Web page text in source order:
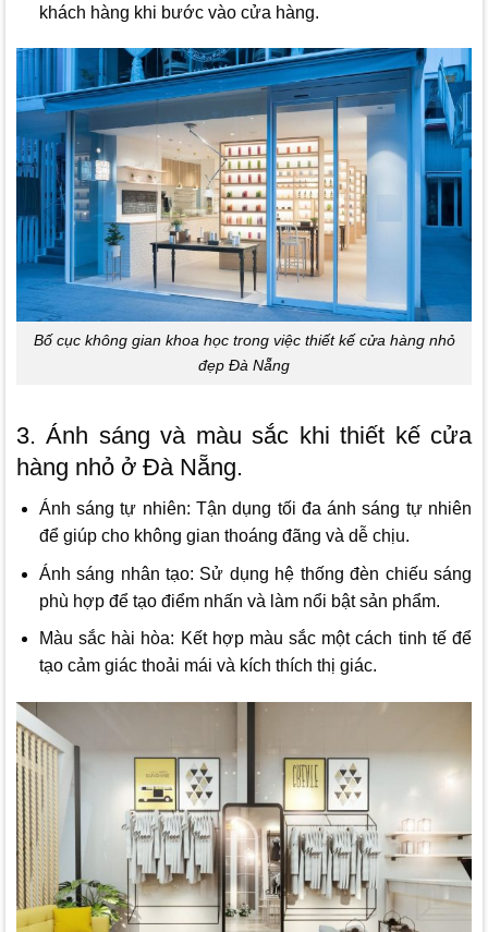
khách hàng khi bước vào cửa hàng.
Bố cục không gian khoa học trong việc thiết kế cửa hàng nhỏ
đẹp Đà Nẵng
3. Ánh sáng và màu sắc khi thiết kế cửa
hàng nhỏ ở Đà Nẵng.
Ánh sáng tự nhiên: Tận dụng tối đa ánh sáng tự nhiên
để giúp cho không gian thoáng đãng và dễ chịu.
Ánh sáng nhân tạo: Sử dụng hệ thống đèn chiếu sáng
phù hợp để tạo điểm nhấn và làm nổi bật sản phẩm.
Màu sắc hài hòa: Kết hợp màu sắc một cách tinh tế để
tạo cảm giác thoải mái và kích thích thị giác.